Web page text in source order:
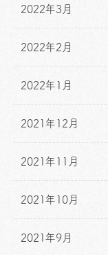
2022年3月
2022年2月
2022年1月
2021年12月
2021年11月
2021年10月
2021年9月